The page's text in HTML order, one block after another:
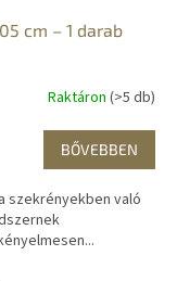
cm – 1 darab
Raktáron (>5 db)
BŐVEBBEN
szekrényekben való